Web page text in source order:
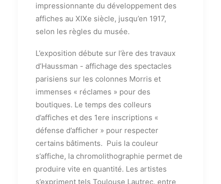
impressionnante du développement des
affiches au XIXe siècle, jusqu’en 1917,
selon les règles du musée.
L’exposition débute sur l’ère des travaux
d’Haussman - affichage des spectacles
parisiens sur les colonnes Morris et
immenses « réclames » pour des
boutiques. Le temps des colleurs
d’affiches et des 1ere inscriptions «
défense d’afficher » pour respecter
certains bâtiments. Puis la couleur
s’affiche, la chromolithographie permet de
produire vite en quantité. Les artistes
s’expriment tels Toulouse Lautrec, entre